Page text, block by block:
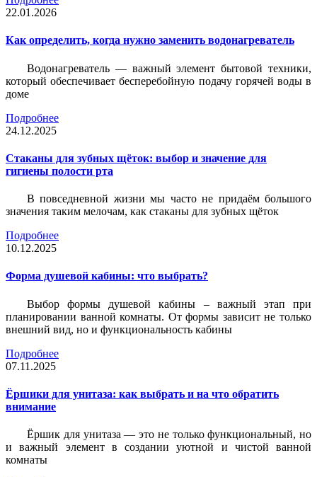
22.01.2026
Как определить, когда нужно заменить водонагреватель
Водонагреватель — важный элемент бытовой техники,
который обеспечивает бесперебойную подачу горячей воды в
доме
Подробнее
24.12.2025
Стаканы для зубных щёток: выбор и значение для
гигиены полости рта
В повседневной жизни мы часто не придаём большого
значения таким мелочам, как стаканы для зубных щёток
Подробнее
10.12.2025
Форма душевой кабины: что выбрать?
Выбор формы душевой кабины – важный этап при
планировании ванной комнаты. От формы зависит не только
внешний вид, но и функциональность кабины
Подробнее
07.11.2025
Ёршики для унитаза: как выбрать и на что обратить
внимание
Ёршик для унитаза — это не только функциональный, но
и важный элемент в создании уютной и чистой ванной
комнаты